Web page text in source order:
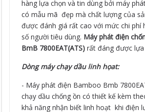
hàng lựa chọn và tin dùng bởi máy
có mẫu mã đẹp mà chất lượng của
được đánh giá rất cao với mức chi phí
số người tiêu dùng. Máy phát điện
BmB 7800EAT(ATS)rất đáng được lựa
Dòng máy chạy dầu linh họat:
- Máy phát điện Bamboo Bmb
chạy dầu chống ồn có thiết kế kèm
khả năng nhận biết linh hoạt khi điện